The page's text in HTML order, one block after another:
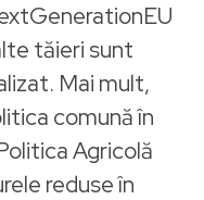
tăieri sunt
Mai mult,
comună în
Agricolă
reduse în